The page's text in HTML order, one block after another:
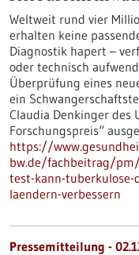
Weltweit rund vier
erhalten keine
Diagnostik hapert –
oder technisch
Überprüfung eines
ein
Claudia Denkinger des
Forschungspreis“
https://
bw.de/fachbeitrag/
test-kann-tuberkulose-
laendern-verbessern
Pressemitteilung -